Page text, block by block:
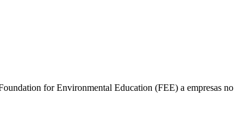
for Environmental Education (FEE) a empresas no